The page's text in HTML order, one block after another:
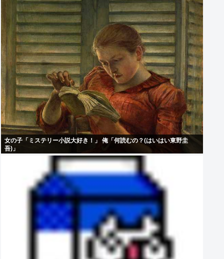
女の子「ミステリー小説大好き！」 俺「何読むの？(はいはい東野圭
吾)」